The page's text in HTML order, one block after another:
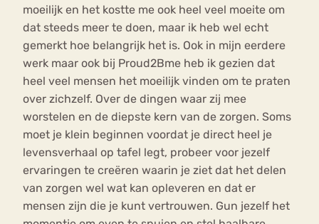
moeilijk en het kostte me ook heel veel moeite om
dat steeds meer te doen, maar ik heb wel echt
gemerkt hoe belangrijk het is. Ook in mijn eerdere
werk maar ook bij Proud2Bme heb ik gezien dat
heel veel mensen het moeilijk vinden om te praten
over zichzelf. Over de dingen waar zij mee
worstelen en de diepste kern van de zorgen. Soms
moet je klein beginnen voordat je direct heel je
levensverhaal op tafel legt, probeer voor jezelf
ervaringen te creëren waarin je ziet dat het delen
van zorgen wel wat kan opleveren en dat er
mensen zijn die je kunt vertrouwen. Gun jezelf het